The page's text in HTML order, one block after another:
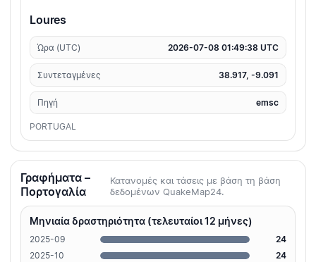
Loures
Ώρα (UTC) 2026-07-08 01:49:38 UTC
Συντεταγμένες 38.917, -9.091
Πηγή emsc
PORTUGAL
Γραφήματα –
Πορτογαλία
Κατανομές και τάσεις με βάση τη βάση
δεδομένων QuakeMap24.
Μηνιαία δραστηριότητα (τελευταίοι 12 μήνες)
2025-09
24
2025-10
24